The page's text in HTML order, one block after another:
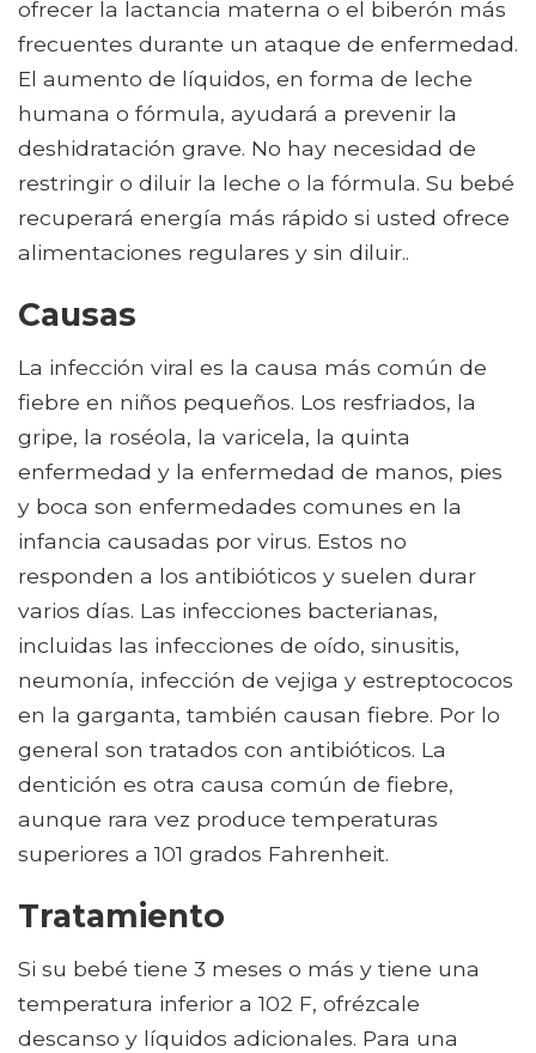
ofrecer la lactancia materna o el biberón más
frecuentes durante un ataque de enfermedad.
El aumento de líquidos, en forma de leche
humana o fórmula, ayudará a prevenir la
deshidratación grave. No hay necesidad de
restringir o diluir la leche o la fórmula. Su bebé
recuperará energía más rápido si usted ofrece
alimentaciones regulares y sin diluir..
Causas
La infección viral es la causa más común de
fiebre en niños pequeños. Los resfriados, la
gripe, la roséola, la varicela, la quinta
enfermedad y la enfermedad de manos, pies
y boca son enfermedades comunes en la
infancia causadas por virus. Estos no
responden a los antibióticos y suelen durar
varios días. Las infecciones bacterianas,
incluidas las infecciones de oído, sinusitis,
neumonía, infección de vejiga y estreptococos
en la garganta, también causan fiebre. Por lo
general son tratados con antibióticos. La
dentición es otra causa común de fiebre,
aunque rara vez produce temperaturas
superiores a 101 grados Fahrenheit.
Tratamiento
Si su bebé tiene 3 meses o más y tiene una
temperatura inferior a 102 F, ofrézcale
descanso y líquidos adicionales. Para una